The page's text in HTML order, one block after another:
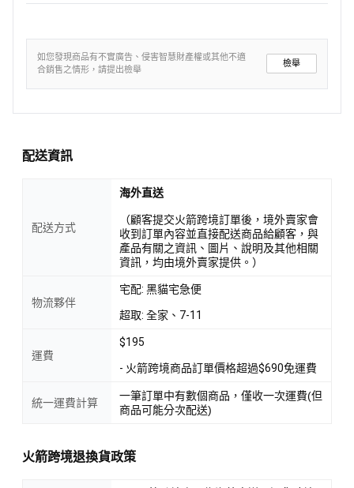
如您發現商品有不實廣告、侵害智慧財產權或其他不適
合銷售之情形，請提出檢舉
檢舉
配送資訊
配送方式
海外直送
（顧客提交火箭跨境訂單後，境外賣家會
收到訂單內容並直接配送商品給顧客，與
產品有關之資訊、圖片、說明及其他相關
資訊，均由境外賣家提供。）
物流夥伴
宅配: 黑貓宅急便
超取: 全家、7-11
運費
$195
- 火箭跨境商品訂單價格超過$690免運費
統一運費計算
一筆訂單中有數個商品，僅收一次運費(但
商品可能分次配送)
火箭跨境退換貨政策